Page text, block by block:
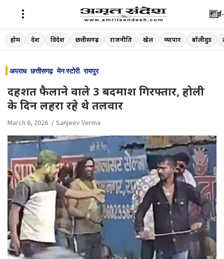
Skip
to
होम देश विदेश छत्तीसगढ़ राजनीति खेल व्यापार बॉलीवुड
अपराध छत्तीसगढ़ मेन स्टोरी रायपुर
दहशत फैलाने वाले 3 बदमाश गिरफ्तार, होली
के दिन लहरा रहे थे तलवार
March 6, 2026 Sanjeev Verma